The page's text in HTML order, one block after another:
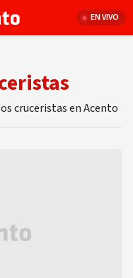
EN VIVO
cruceristas en Acento